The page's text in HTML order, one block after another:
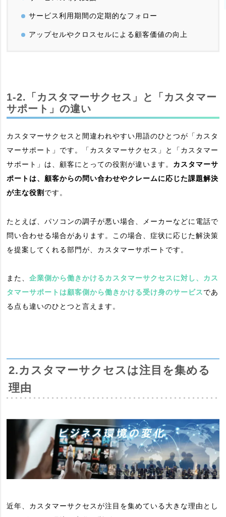
サービス利用期間の定期的なフォロー
アップセルやクロスセルによる顧客価値の向上
1-2.「カスタマーサクセス」と「カスタマー
サポート」の違い
カスタマーサクセスと間違われやすい用語のひとつが「カスタ
マーサポート」です。「カスタマーサクセス」と「カスタマー
サポート」は、顧客にとっての役割が違います。 カスタマーサ
ポートは、顧客からの問い合わせやクレームに応じた課題解決
が主な役割 です。
たとえば、パソコンの調子が悪い場合、メーカーなどに電話で
問い合わせる場合があります。この場合、症状に応じた解決策
を提案してくれる部門が、カスタマーサポートです。
また、企業側から働きかけるカスタマーサクセスに対し、カス
タマーサポートは顧客側から働きかける受け身のサービスであ
る点も違いのひとつと言えます。
2.カスタマーサクセスは注目を集める
理由
近年、カスタマーサクセスが注目を集めている大きな理由とし